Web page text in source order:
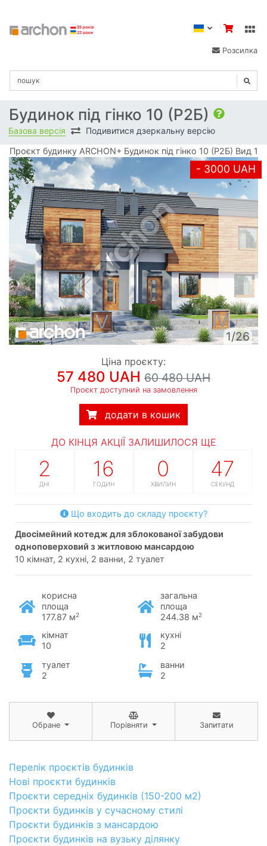
Розсилка
Будинок під гінко 10 (Р2Б)
Базова версія Подивитися дзеркальну версію
Проєкт будинку ARCHON+ Будинок під гінко 10 (Р2Б) Вид 1
- 3000 UAH
1/26
Ціна проєкту:
57 480 UAH 60 480 UAH
Проєкт доступний на замовлення
додати в кошик
ДО КІНЦЯ АКЦІЇ ЗАЛИШИЛОСЯ ЩЕ
2
ДНІ
16
ГОДИН
0
ХВИЛИН
46
СЕКУНД
Що входить до складу проєкту?
двосімейний котедж для зблокованої забудови
одноповерховий з житловою мансардою
10 кімнат, 2 кухні, 2 ванни, 2 туалет
корисна
площа
177.87 м2
загальна
площа
244.38 м2
кімнат
10
кухні
2
туалет
2
ванни
2
Обране Порівняти Запитати
Перелік проєктів будинків
Нові проєкти будинків
Проєкти середніх будинків (150-200 м2)
Проєкти будинків у сучасному стилі
Проєкти будинків з мансардою
Проєкти будинків на вузьку ділянку